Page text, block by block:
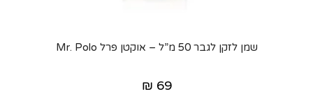
שמן לזקן לגבר 50 מ”ל – אוקטן פרל Mr. Polo
₪ 69